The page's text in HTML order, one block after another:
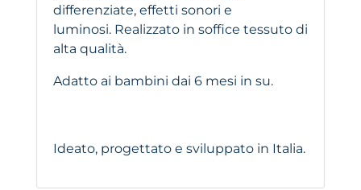
differenziate, effetti sonori e
luminosi. Realizzato in soffice tessuto di
alta qualità.
Adatto ai bambini dai 6 mesi in su.
Ideato, progettato e sviluppato in Italia.